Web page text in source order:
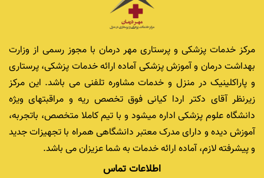
مرکز خدمات پزشکی و پرستاری مهر درمان با مجوز رسمی از وزارت
بهداشت درمان و آموزش پزشکی آماده ارائه خدمات پزشکی، پرستاری
و پاراکلینیک در منزل و خدمات مشاوره تلفنی می باشد. این مرکز
زیرنظر آقای دکتر اردا کیانی فوق تخصص ریه و مراقبتهای ویژه
دانشگاه علوم پزشکی اداره میشود و با تیم کاملا متخصص، باتجربه،
آموزش دیده و دارای مدرک معتبر دانشگاهی همراه با تجهیزات جدید
و پیشرفته لازم، آماده ارائه خدمات به شما عزیزان می باشد.
اطلاعات تماس